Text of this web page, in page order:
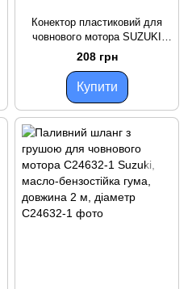
Конектор пластиковий для
човнового мотора SUZUKI
C14705 діаметр 8-10 мм новий
для моторів Suzuki
208 грн
Купити